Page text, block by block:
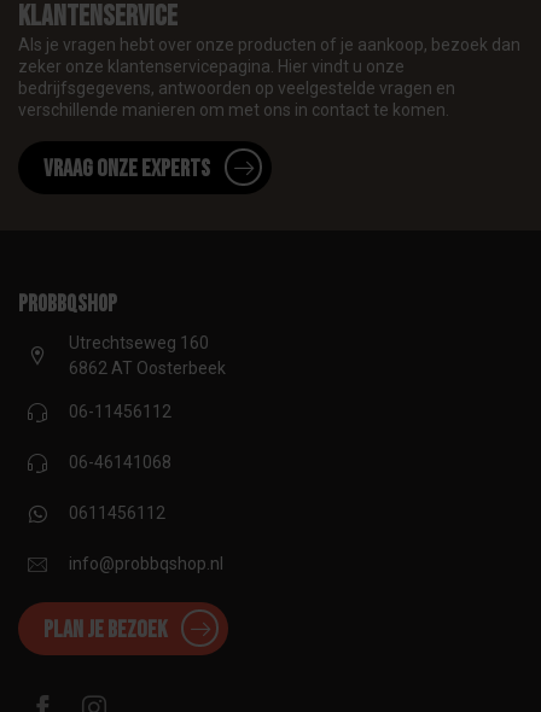
Klantenservice
Als je vragen hebt over onze producten of je aankoop, bezoek dan
zeker onze klantenservicepagina. Hier vindt u onze
bedrijfsgegevens, antwoorden op veelgestelde vragen en
verschillende manieren om met ons in contact te komen.
Vraag onze experts
proBBQshop
Utrechtseweg 160
6862 AT Oosterbeek
06-11456112
06-46141068
0611456112
info@probbqshop.nl
Plan je bezoek